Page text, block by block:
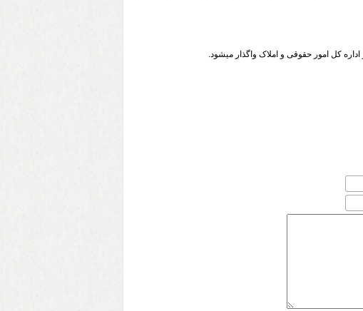
کل امور حقوقی و املاک واگذار میشود.